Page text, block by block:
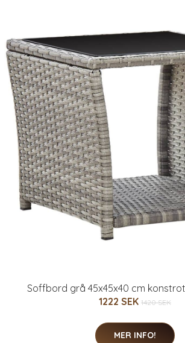
Soffbord grå 45x45x40 cm
1222 SEK 1420 SEK
MER INFO!